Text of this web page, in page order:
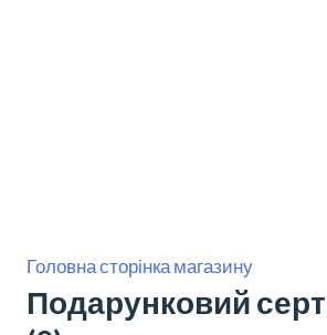
Головна сторінка магазину
Подарунковий